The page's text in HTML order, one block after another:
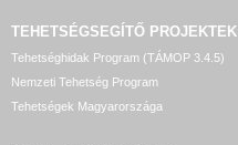
TEHETSÉGSEGÍTŐ PROJEKTEK
Tehetséghidak Program (TÁMOP 3.4.5)
Nemzeti Tehetség Program
Tehetségek Magyarországa